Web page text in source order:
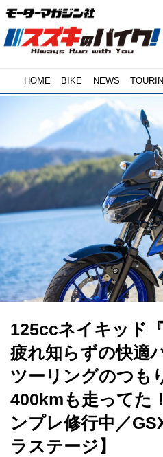
HOME BIKE NEWS
125ccネイキッド
疲れ知らずの快適
ツーリングのつも
400kmも走ってた
ンプレ修行中／
ラステージ】